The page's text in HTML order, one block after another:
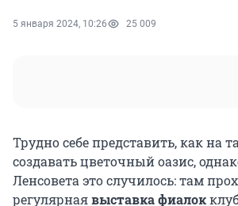
5 января 2024, 10:26 25 009
Трудно себе представить, как на
создавать цветочный оазис,
Ленсовета это случилось: там
регулярнаявыставка фиалок